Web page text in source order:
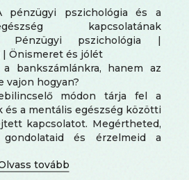
pénzügyi pszichológia és a
kapcsolatának
Pénzügyi pszichológia |
| Önismeret és jólét
bankszámlánkra, hanem az
vajon hogyan?
módon tárja fel a
és a mentális egészség közötti
kapcsolatot. Megértheted,
gondolataid és érzelmeid a
anyagi helyzeted a lelki